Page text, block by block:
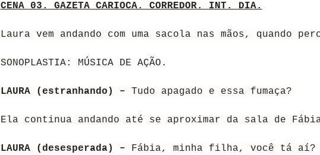
CENA 03. GAZETA CARIOCA. CORREDOR. INT. DIA.
Laura vem andando com uma sacola nas mãos, quando
SONOPLASTIA: MÚSICA DE AÇÃO.
LAURA (estranhando) – Tudo apagado e essa fumaça?
Ela continua andando até se aproximar da sala de
LAURA (desesperada) – Fábia, minha filha, você tá aí?